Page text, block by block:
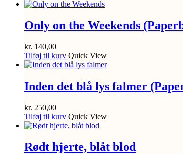
Only on the Weekends
kr. 140,00
Tilføj til kurv Quick View
Inden det blå lys falmer
kr. 250,00
Tilføj til kurv Quick View
Rødt hjerte, blåt blod